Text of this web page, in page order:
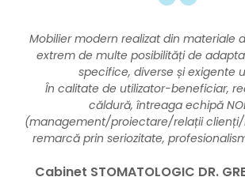
O echipă extraordinară!
Andreea, Jozsef, Alfonz și Imre, vă
O adevărată demonstrație de
seriozitate, respect pentru client și
Atmosferă ideală pentru a-ți
bune condiții!